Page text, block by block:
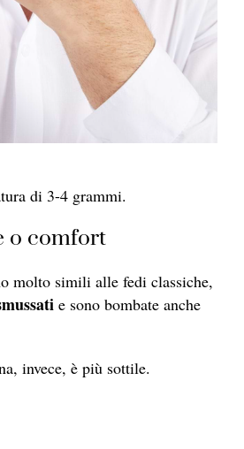
di 3-4 grammi.
o comfort
molto simili alle fedi classiche,
e sono bombate anche
invece, è più sottile.